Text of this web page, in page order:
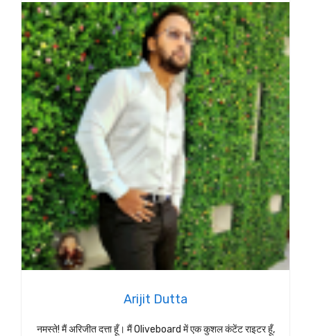
Arijit Dutta
नमस्ते! मैं अरिजीत दत्ता हूँ। मैं Oliveboard में एक कुशल कंटेंट राइटर हूँ,